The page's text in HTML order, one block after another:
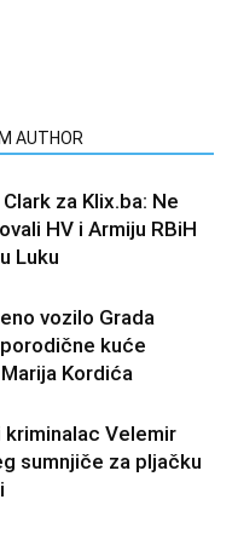
AUTHOR
za Klix.ba: Ne
HV i Armiju RBiH
Luku
vozilo Grada
kuće
Kordića
kriminalac Velemir
sumnjiče za pljačku